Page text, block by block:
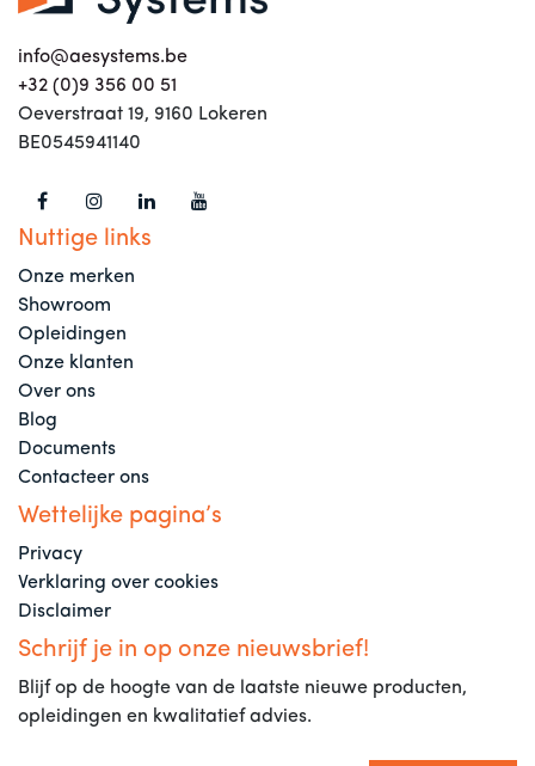
info@aesystems.be
+32 (0)9 356 00 51
Oeverstraat 19, 9160 Lokeren
BE0545941140
Nuttige links
Onze merken
Showroom
Opleidingen
Onze klanten
Over ons
Blog
Documents
Contacteer ons
Wettelijke pagina’s
Privacy
Verklaring over cookies
Disclaimer
Schrijf je in op onze nieuwsbrief!
Blijf op de hoogte van de laatste nieuwe producten,
opleidingen en kwalitatief advies.